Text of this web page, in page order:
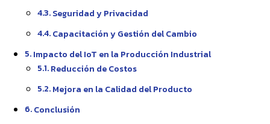
Seguridad y Privacidad
Capacitación y Gestión del Cambio
Impacto del IoT en la Producción Industrial
Reducción de Costos
Mejora en la Calidad del Producto
Conclusión